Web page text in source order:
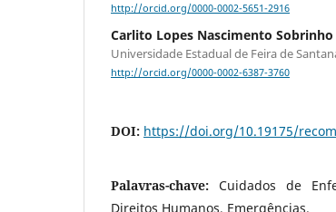
http://orcid.org/0000-0002-5651-2916
Carlito Lopes Nascimento Sobrinho
Universidade Estadual de Feira de
http://orcid.org/0000-0002-6387-3760
DOI: https://doi.org/10.19175/
Palavras-chave: Cuidados de
Direitos Humanos, Emergências.